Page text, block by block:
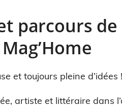
parcours
et toujours pleine d’idées !
artiste et littéraire dans